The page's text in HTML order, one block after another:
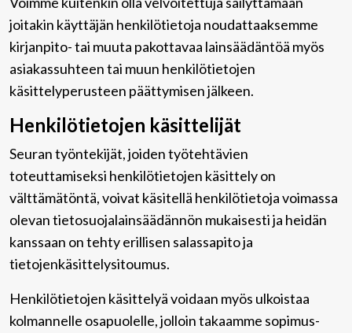
joitakin käyttäjän henkilötietoja noudattaaksemme
kirjanpito- tai muuta pakottavaa lainsäädäntöä myös
asiakassuhteen tai muun henkilötietojen
käsittelyperusteen päättymisen jälkeen.
Henkilötietojen käsittelijät
Seuran työntekijät, joiden työtehtävien
toteuttamiseksi henkilötietojen käsittely on
välttämätöntä, voivat käsitellä henkilötietoja voimassa
olevan tietosuojalainsäädännön mukaisesti ja heidän
kanssaan on tehty erillisen salassapito ja
tietojenkäsittelysitoumus.
Henkilötietojen käsittelyä voidaan myös ulkoistaa
kolmannelle osapuolelle, jolloin takaamme sopimus-